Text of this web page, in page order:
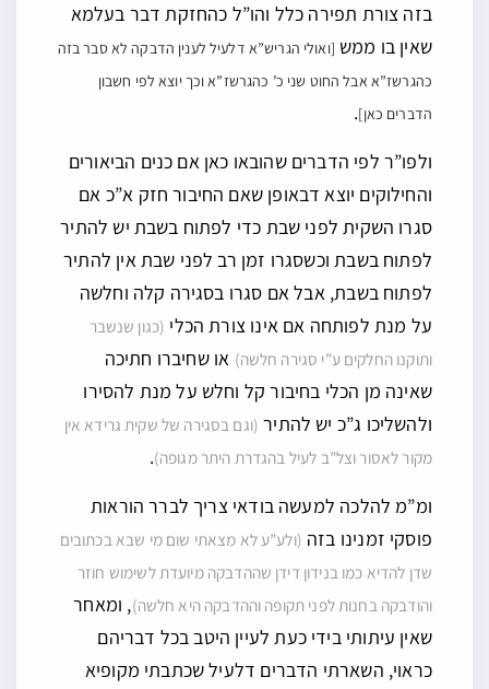
בזה צורת תפירה כלל והו”ל כהחזקת דבר בעלמא
שאין בו ממש [ואולי הגריש”א דלעיל לענין הדבקה לא סבר בזה
כהגרשז”א אבל החוט שני כ’ כהגרשז”א וכך יוצא לפי חשבון
הדברים כאן].
ולפו”ר לפי הדברים שהובאו כאן אם כנים הביאורים
והחילוקים יוצא דבאופן שאם החיבור חזק א”כ אם
סגרו השקית לפני שבת כדי לפתוח בשבת יש להתיר
לפתוח בשבת וכשסגרו זמן רב לפני שבת אין להתיר
לפתוח בשבת, אבל אם סגרו בסגירה קלה וחלשה
על מנת לפותחה אם אינו צורת הכלי (כגון שנשבר
ותוקנו החלקים ע”י סגירה חלשה) או שחיברו חתיכה
שאינה מן הכלי בחיבור קל וחלש על מנת להסירו
ולהשליכו ג”כ יש להתיר (וגם בסגירה של שקית גרידא אין
מקור לאסור וצל”ב לעיל בהגדרת היתר מגופה).
ומ”מ להלכה למעשה בודאי צריך לברר הוראות
פוסקי זמנינו בזה (ולע”ע לא מצאתי שום מי שבא בכתובים
שדן להדיא כמו בנידון דידן שההדבקה מיועדת לשימוש חוזר
והודבקה בחנות לפני תקופה וההדבקה היא חלשה), ומאחר
שאין עיתותי בידי כעת לעיין היטב בכל דבריהם
כראוי, השארתי הדברים דלעיל שכתבתי מקופיא